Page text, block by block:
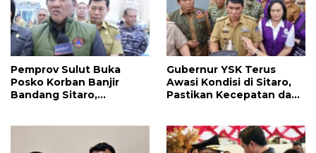
Pemprov Sulut Buka
Posko Korban Banjir
Bandang Sitaro,
Gubernur YSK Terus
Awasi Kondisi di Sitaro,
Pastikan Kecepatan dan